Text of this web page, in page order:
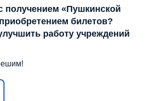
получением «Пушкинской
билетов?
работу учреждений